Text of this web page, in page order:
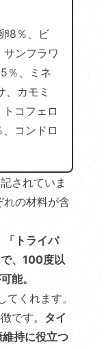
8％、ビ
ンフラワ
％、ミネ
カモミ
コフェロ
コンドロ
されていま
れの材料が含
「トライバ
、100度以
能。
くれます。
です。 タイ
持に役立つ